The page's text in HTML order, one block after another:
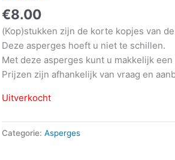
€8.00
(Kop)stukken zijn de korte kopjes van
Deze asperges hoeft u niet te schillen.
Met deze asperges kunt u makkelijk
Prijzen zijn afhankelijk van vraag en
Uitverkocht
Categorie: Asperges